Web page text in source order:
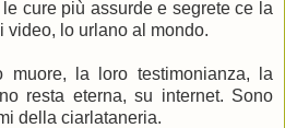
cure più assurde e segrete ce la
video, lo urlano al mondo.
muore, la loro testimonianza, la
resta eterna, su internet. Sono
della ciarlataneria.